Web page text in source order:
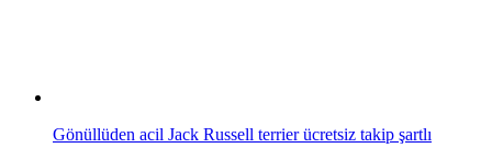
Gönüllüden acil Jack Russell terrier ücretsiz takip şartlı